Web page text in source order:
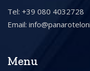
Tel: +39 080 4032728
Email:
Menu